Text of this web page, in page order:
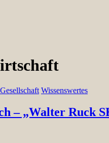
Wissenswertes
– „Walter Ruck